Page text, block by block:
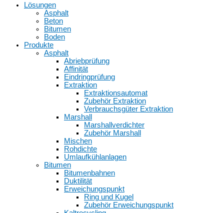
Lösungen
Asphalt
Beton
Bitumen
Boden
Produkte
Asphalt
Abriebprüfung
Affinität
Eindringprüfung
Extraktion
Extraktionsautomat
Zubehör Extraktion
Verbrauchsgüter Extraktion
Marshall
Marshallverdichter
Zubehör Marshall
Mischen
Rohdichte
Umlaufkühlanlagen
Bitumen
Bitumenbahnen
Duktilität
Erweichungspunkt
Ring und Kugel
Zubehör Erweichungspunkt